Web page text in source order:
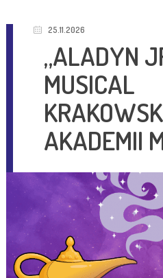
25.11.2026
„ALADYN
MUSICAL
AKADEMII